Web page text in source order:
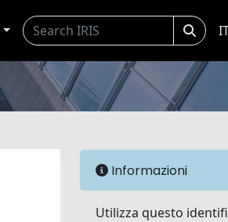
Informazioni
Utilizza questo